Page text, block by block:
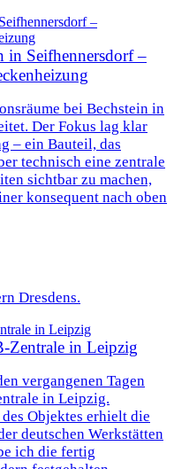
in Seifhennersdorf –
bei Bechstein in
Der Fokus lag klar
– ein Bauteil, das
technisch eine zentrale
sichtbar zu machen,
konsequent nach oben
Dresdens.
Zentrale in Leipzig
vergangenen Tagen
in Leipzig.
Objektes erhielt die
deutschen Werkstätten
ich die fertig